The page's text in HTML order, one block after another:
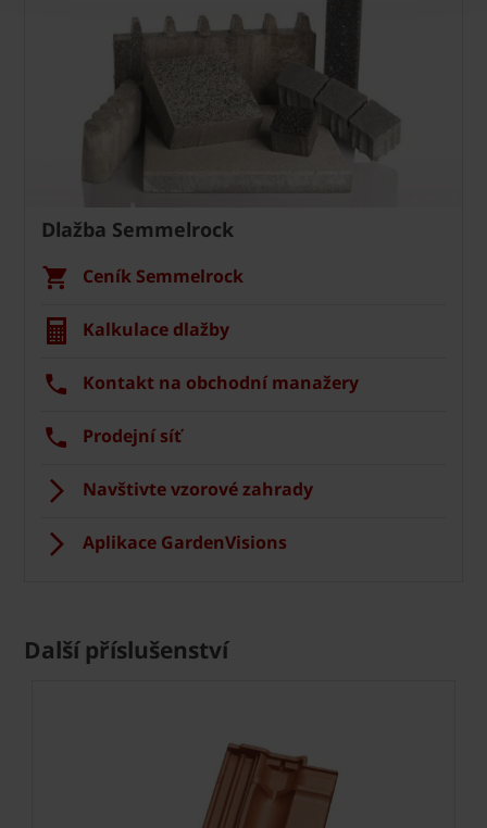
Dlažba Semmelrock
Ceník Semmelrock
Kalkulace dlažby
Kontakt na obchodní manažery
Prodejní síť
Navštivte vzorové zahrady
Aplikace GardenVisions
Další příslušenství